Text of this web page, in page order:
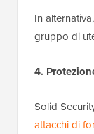
In
gruppo di
4.
Solid
attacchi di